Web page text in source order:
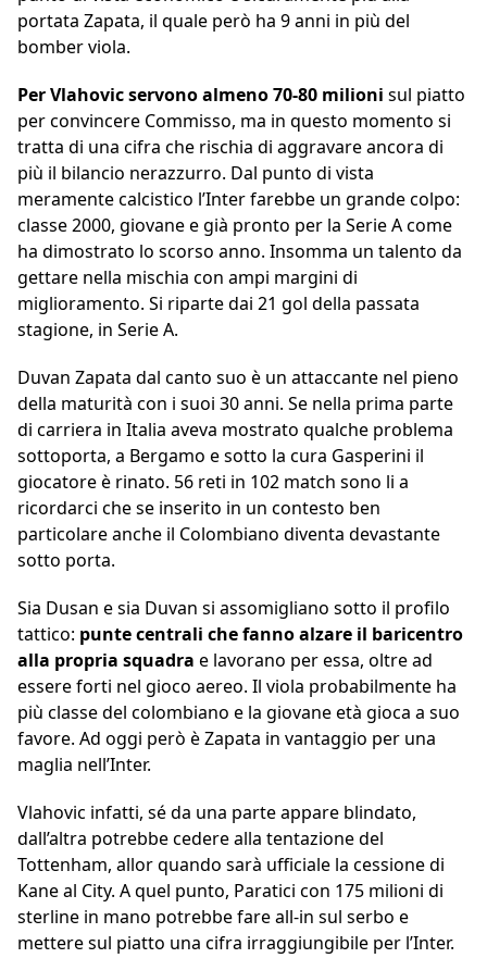
portata Zapata, il quale però ha 9 anni in più del
bomber viola.
Per Vlahovic servono almeno 70-80 milioni sul piatto
per convincere Commisso, ma in questo momento si
tratta di una cifra che rischia di aggravare ancora di
più il bilancio nerazzurro. Dal punto di vista
meramente calcistico l’Inter farebbe un grande colpo:
classe 2000, giovane e già pronto per la Serie A come
ha dimostrato lo scorso anno. Insomma un talento da
gettare nella mischia con ampi margini di
miglioramento. Si riparte dai 21 gol della passata
stagione, in Serie A.
Duvan Zapata dal canto suo è un attaccante nel pieno
della maturità con i suoi 30 anni. Se nella prima parte
di carriera in Italia aveva mostrato qualche problema
sottoporta, a Bergamo e sotto la cura Gasperini il
giocatore è rinato. 56 reti in 102 match sono li a
ricordarci che se inserito in un contesto ben
particolare anche il Colombiano diventa devastante
sotto porta.
Sia Dusan e sia Duvan si assomigliano sotto il profilo
tattico: punte centrali che fanno alzare il baricentro
alla propria squadra e lavorano per essa, oltre ad
essere forti nel gioco aereo. Il viola probabilmente ha
più classe del colombiano e la giovane età gioca a suo
favore. Ad oggi però è Zapata in vantaggio per una
maglia nell’Inter.
Vlahovic infatti, sé da una parte appare blindato,
dall’altra potrebbe cedere alla tentazione del
Tottenham, allor quando sarà ufficiale la cessione di
Kane al City. A quel punto, Paratici con 175 milioni di
sterline in mano potrebbe fare all-in sul serbo e
mettere sul piatto una cifra irraggiungibile per l’Inter.